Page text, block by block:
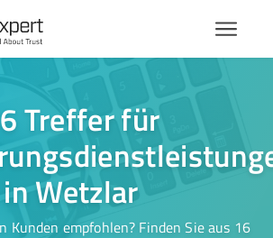
Treffer für
in Wetzlar
Kunden empfohlen? Finden Sie aus 16